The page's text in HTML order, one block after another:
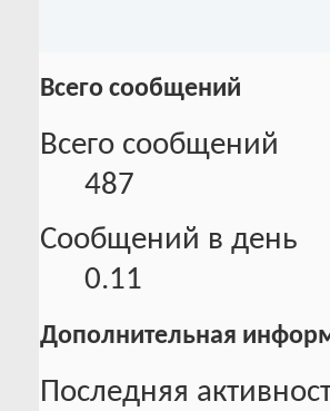
Всего сообщений
Всего сообщений
487
Сообщений в день
0.11
Дополнительная
Последняя